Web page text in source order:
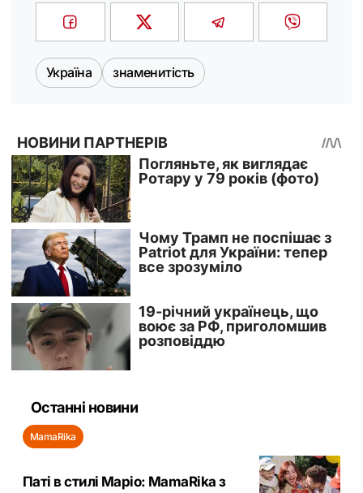
Україна знаменитість
Останні новини
MamaRika
Паті в стилі Маріо: MamaRika з